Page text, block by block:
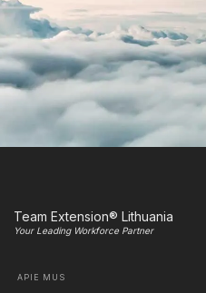
Team Extension® Lithuania
Your Leading Workforce Partner
APIE MUS